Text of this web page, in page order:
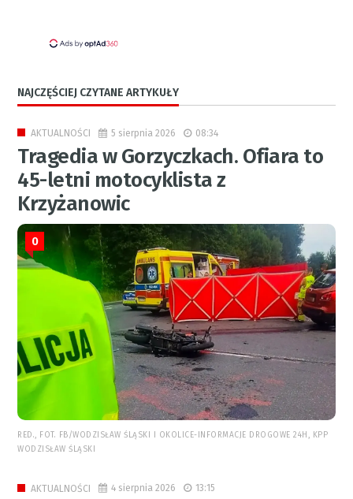
NAJCZĘŚCIEJ CZYTANE ARTYKUŁY
AKTUALNOŚCI 5 sierpnia 2026 08:34
Tragedia w Gorzyczkach. Ofiara to
45-letni motocyklista z
Krzyżanowic
0
RED., FOT. FB/WODZISŁAW ŚLĄSKI I OKOLICE-INFORMACJE DROGOWE 24H, KPP
WODZISŁAW ŚLĄSKI
AKTUALNOŚCI 4 sierpnia 2026 13:15